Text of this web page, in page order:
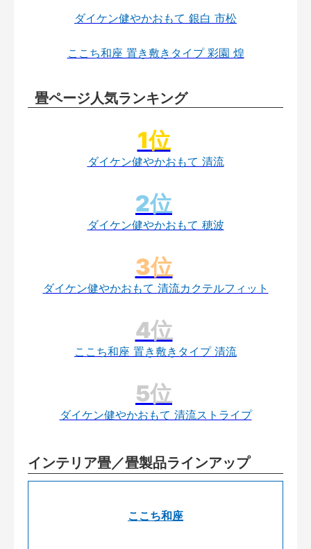
ダイケン健やかおもて 銀白 市松
ここち和座 置き敷きタイプ 彩園 煌
畳ページ人気ランキング
ダイケン健やかおもて 清流
ダイケン健やかおもて 穂波
ダイケン健やかおもて 清流カクテルフィット
ここち和座 置き敷きタイプ 清流
ダイケン健やかおもて 清流ストライプ
インテリア畳／畳製品ラインアップ
ここち和座